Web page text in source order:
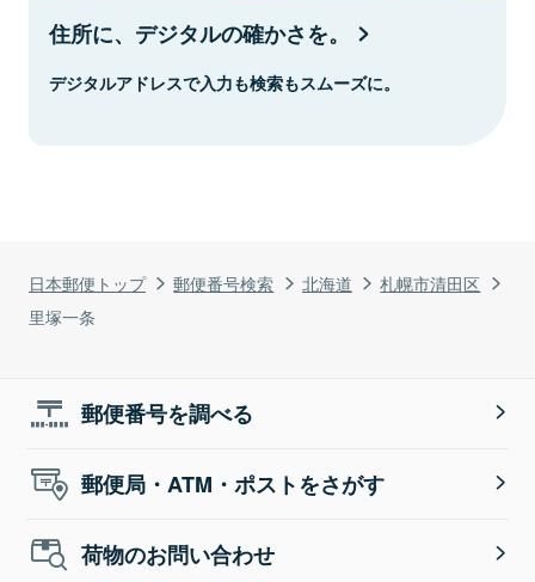
日本郵便トップ 郵便番号検索 北海道
札幌市清田区
里塚一条
住所に、デジタルの確かさを。
デジタルアドレスで入力も検索もスムーズに。
郵便番号を調べる
郵便局・ATM・ポストをさがす
荷物のお問い合わせ